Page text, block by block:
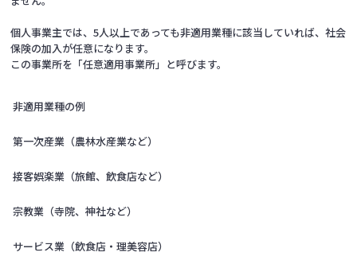
個人事業主では、5人以上であっても非適用業種に該当していれば、社会
保険の加入が任意になります。
この事業所を「任意適用事業所」と呼びます。
非適用業種の例
第一次産業（農林水産業など）
接客娯楽業（旅館、飲食店など）
宗教業（寺院、神社など）
サービス業（飲食店・理美容店）